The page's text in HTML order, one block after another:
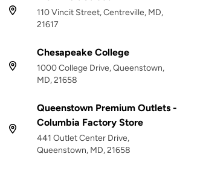
110 Vincit Street, Centreville, MD,
21617
Chesapeake College
1000 College Drive, Queenstown,
MD, 21658
Queenstown Premium Outlets -
Columbia Factory Store
441 Outlet Center Drive,
Queenstown, MD, 21658